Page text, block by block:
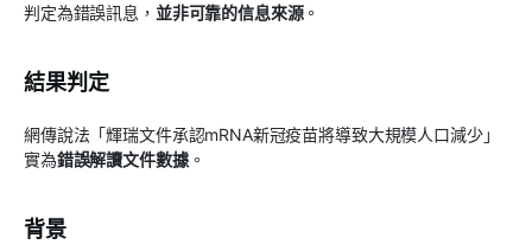
判定為錯誤訊息， 並非可靠的信息來源。
結果判定
網傳說法「輝瑞文件承認mRNA新冠疫苗將導致大規模人口減少」
實為錯誤解讀文件數據。
背景